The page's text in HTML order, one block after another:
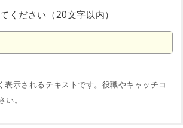
ください（20文字以内）
示されるテキストです。役職やキャッチコ
。